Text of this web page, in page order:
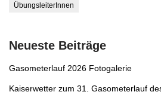
ÜbungsleiterInnen
Neueste Beiträge
Gasometerlauf 2026 Fotogalerie
Kaiserwetter zum 31. Gasometerlauf